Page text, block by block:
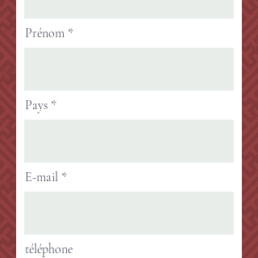
Prénom
Pays
E-mail
téléphone